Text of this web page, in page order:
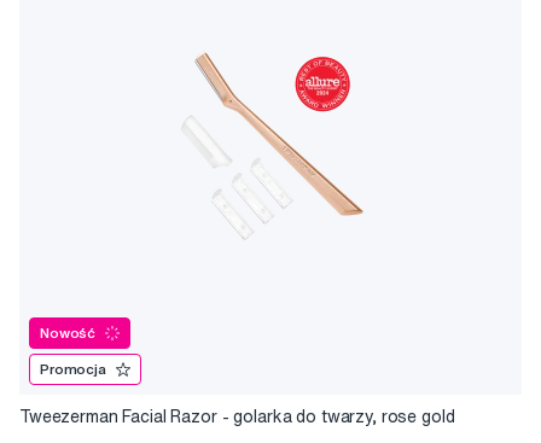
Nowość
Promocja
Tweezerman Facial Razor - golarka do twarzy, rose gold